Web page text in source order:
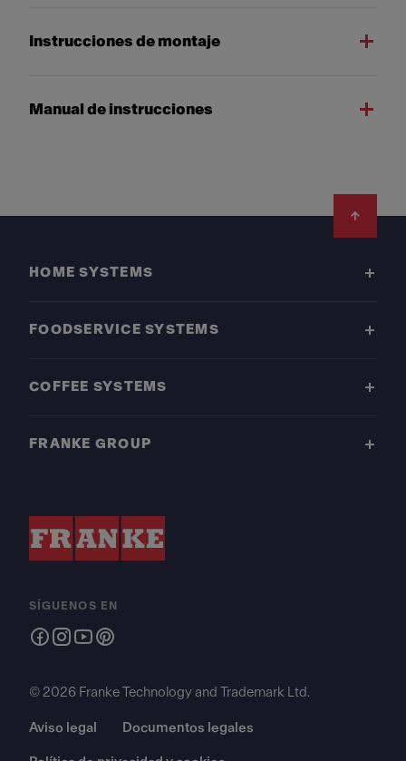
Instrucciones de montaje
Manual de instrucciones
HOME SYSTEMS
FOODSERVICE SYSTEMS
COFFEE SYSTEMS
FRANKE GROUP
SÍGUENOS EN
© 2026 Franke Technology and Trademark Ltd.
Aviso legal Documentos legales